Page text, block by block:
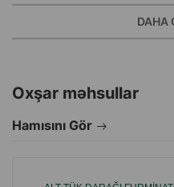
Gündəlik qulluq üçün ideal
DAHA
Oxşar məhsullar
Hamısını Gör